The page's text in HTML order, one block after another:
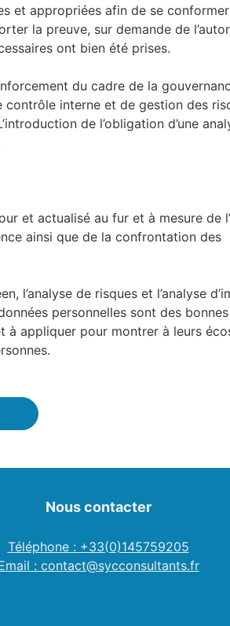
et appropriées afin de se
la preuve, sur demande de
ont bien été prises.
du cadre de la
contrôle interne et de gestion des
de l’obligation d’une
et actualisé au fur et à mesure de
ainsi que de la confrontation des
l’analyse de risques et l’analyse
personnelles sont des
à appliquer pour montrer à leurs
Nous contacter
Téléphone : +33(0)145759205
: contact@sycconsultants.fr